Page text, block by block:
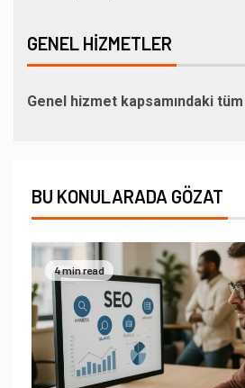
GENEL HIZMETLER
Genel hizmet kapsamındaki
BU KONULARADA GÖZAT
4 min read